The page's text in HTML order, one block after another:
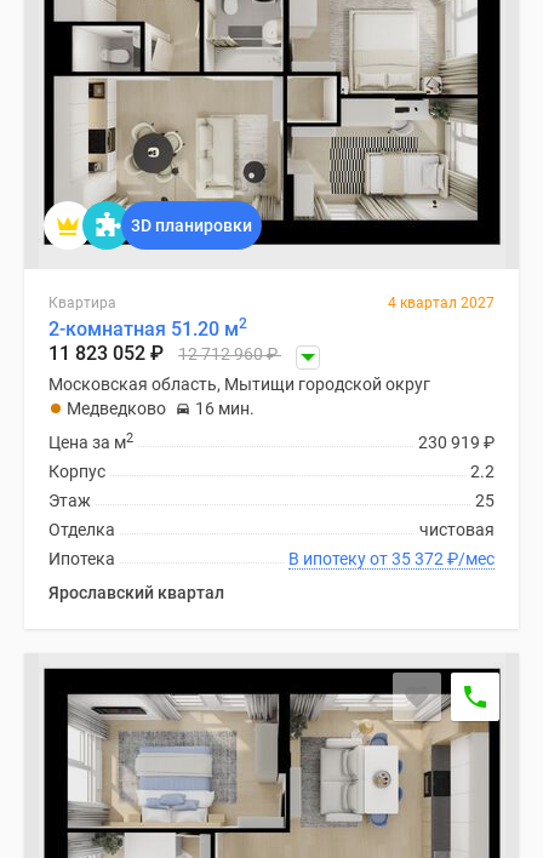
3D планировки
Квартира 4 квартал 2027
2-комнатная 51.20 м2
11 823 052 ₽ 12 712 960₽
Московская область, Мытищи городской округ
Медведково
16 мин.
230 919 ₽
Цена за м2
2.2
Корпус
25
Этаж
чистовая
Отделка
В ипотеку от 35 372 ₽/мес
Ипотека
Ярославский квартал